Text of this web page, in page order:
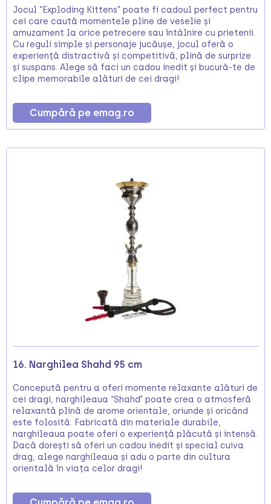
Jocul “Exploding Kittens” poate fi cadoul perfect pentru
cei care caută momentele pline de veselie și
amuzament la orice petrecere sau întâlnire cu prietenii.
Cu reguli simple și personaje jucăușe, jocul oferă o
experiență distractivă și competitivă, plină de surprize
și suspans. Alege să faci un cadou inedit și bucură-te de
clipe memorabile alături de cei dragi!
Cumpără pe emag.ro
16. Narghilea Shahd 95 cm
Concepută pentru a oferi momente relaxante alături de
cei dragi, narghileaua “Shahd” poate crea o atmosferă
relaxantă plină de arome orientale, oriunde și oricând
este folosită. Fabricată din materiale durabile,
narghileaua poate oferi o experiență plăcută și intensă.
Dacă dorești să oferi un cadou inedit și special cuiva
drag, alege narghileaua și adu o parte din cultura
orientală în viața celor dragi!